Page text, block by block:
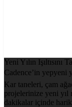
Yeni Yılın Işıltısını
Cadence’in yepyeni
Kar taneleri, çam
projelerinize yeni yıl
dakikalar içinde